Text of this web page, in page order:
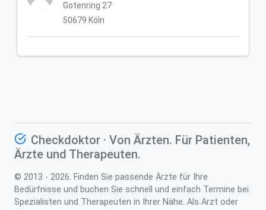
Gotenring 27
50679 Köln
Checkdoktor · Von Ärzten. Für Patienten,
Ärzte und Therapeuten.
© 2013 - 2026. Finden Sie passende Ärzte für Ihre
Bedürfnisse und buchen Sie schnell und einfach Termine bei
Spezialisten und Therapeuten in Ihrer Nähe. Als Arzt oder